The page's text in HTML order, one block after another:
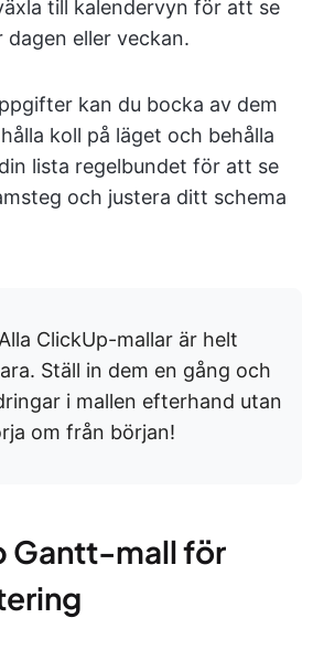
till kalendervyn för att se
eller veckan.
kan du bocka av dem
koll på läget och behålla
lista regelbundet för att se
och justera ditt schema
Alla ClickUp-mallar är helt
Ställ in dem en gång och
i mallen efterhand utan
om från början!
Gantt-mall för